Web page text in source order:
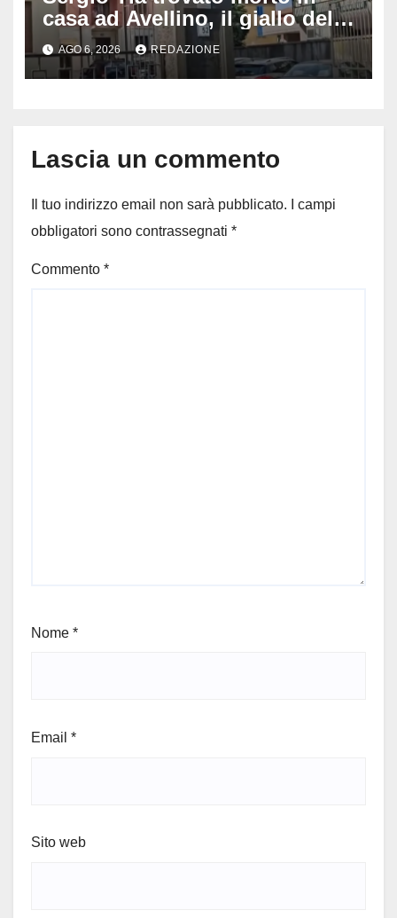
casa ad Avellino, il giallo della
porta socchiusa: disposta
l’autopsia
AGO 6, 2026 REDAZIONE
Lascia un commento
Il tuo indirizzo email non sarà pubblicato.
I campi
obbligatori sono contrassegnati *
Commento *
Nome *
Email *
Sito web